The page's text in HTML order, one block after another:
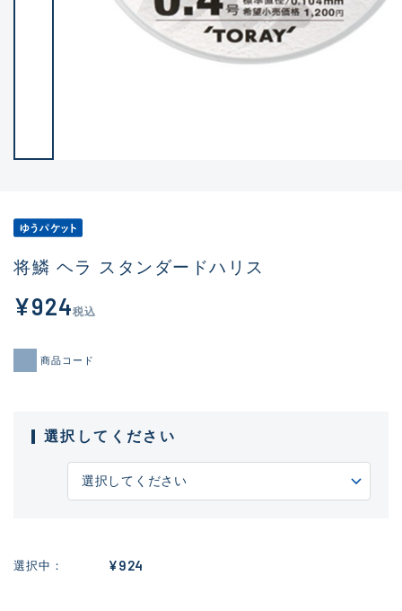
将鱗 ヘラ スタンダードハリス
¥924税込
商品コード
選択してください
選択中 ¥924